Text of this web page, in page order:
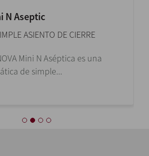
N Aseptic
ASIENTO DE CIERRE
Mini N Aséptica es una
de simple...